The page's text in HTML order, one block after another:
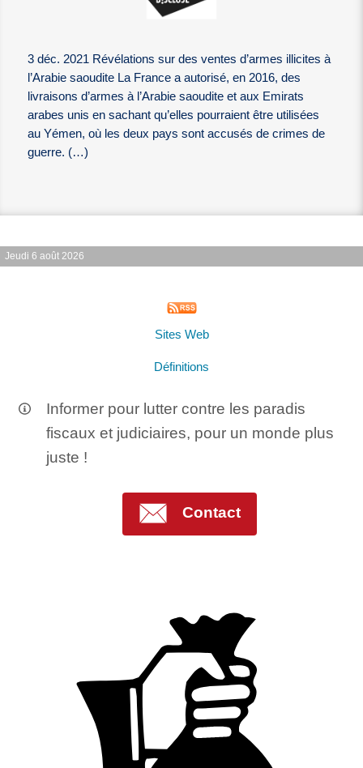
3 déc. 2021 Révélations sur des ventes d’armes illicites à
l’Arabie saoudite La France a autorisé, en 2016, des
livraisons d’armes à l’Arabie saoudite et aux Emirats
arabes unis en sachant qu’elles pourraient être utilisées
au Yémen, où les deux pays sont accusés de crimes de
guerre. (…)
Jeudi 6 août 2026
Sites Web
Définitions
Informer pour lutter contre les paradis
fiscaux et judiciaires, pour un monde plus
juste !
Contact